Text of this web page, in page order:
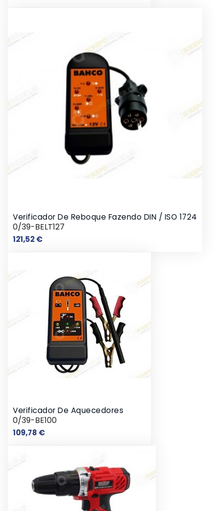
Verificador De Reboque Fazendo DIN / ISO 1724
0/39-BELT127
121,52 €Preço
Verificador De Aquecedores
0/39-BE100
109,78 €Preço